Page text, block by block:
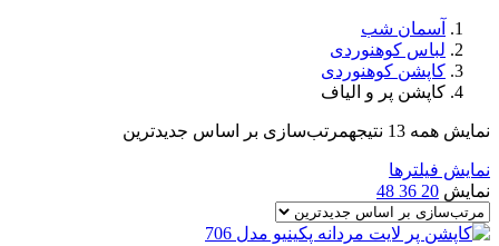
آسمان شب
لباس کوهنوردی
کاپشن کوهنوردی
کاپشن پر و الیاف
نمایش همه 13 نتیجه مرتب‌سازی بر اساس جدیدترین
نمایش فیلترها
نمایش 20
36
48